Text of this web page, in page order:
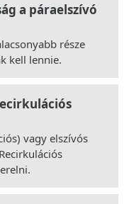
a páraelszívó
része
kell lennie.
vagy elszívós